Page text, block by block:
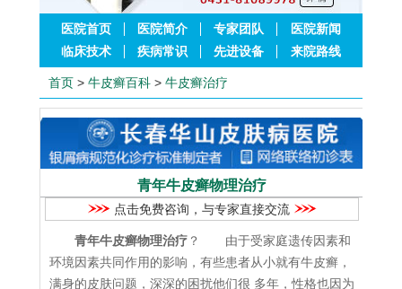
医院首页 医院简介 专家团队
医院新闻
临床技术
疾病常识 先进设备 来院路线
首页 > 牛皮癣百科 > 牛皮癣治疗
青年牛皮癣物理治疗
点击免费咨询，与专家直接交流
青年牛皮癣物理治疗 ？ 由于受家庭遗传因素和
环境因素共同作用的影响，有些患者从小就有牛皮癣，
满身的皮肤问题，深深的困扰他们很 多年，性格也因为